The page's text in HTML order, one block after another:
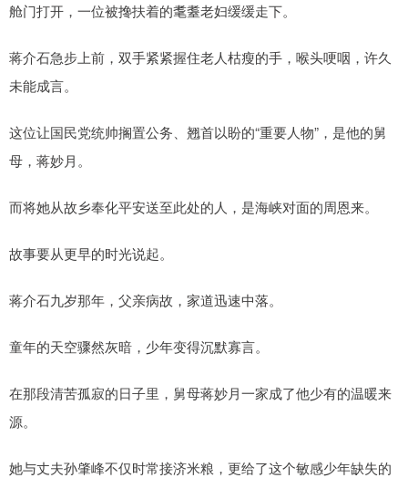
舱门打开，一位被搀扶着的耄耋老妇缓缓走下。
蒋介石急步上前，双手紧紧握住老人枯瘦的手，喉头哽咽，许久
未能成言。
这位让国民党统帅搁置公务、翘首以盼的“重要人物”，是他的舅
母，蒋妙月。
而将她从故乡奉化平安送至此处的人，是海峡对面的周恩来。
故事要从更早的时光说起。
蒋介石九岁那年，父亲病故，家道迅速中落。
童年的天空骤然灰暗，少年变得沉默寡言。
在那段清苦孤寂的日子里，舅母蒋妙月一家成了他少有的温暖来
源。
她与丈夫孙肇峰不仅时常接济米粮，更给了这个敏感少年缺失的